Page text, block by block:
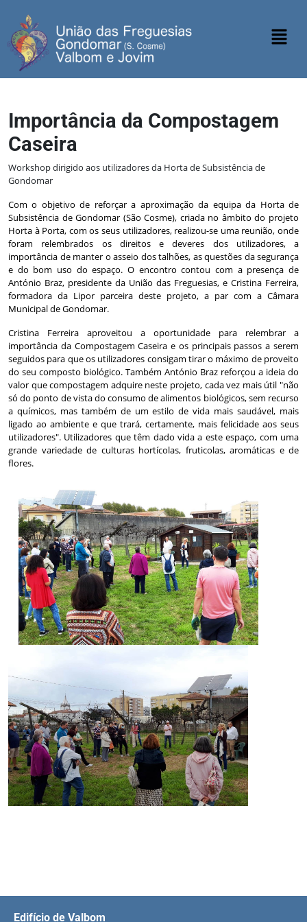
Importância da Compostagem
Caseira
Workshop dirigido aos utilizadores da Horta de Subsistência de
Gondomar
Com o objetivo de reforçar a aproximação da equipa da Horta de
Subsistência de Gondomar (São Cosme), criada no âmbito do projeto
Horta à Porta, com os seus utilizadores, realizou-se uma reunião, onde
foram relembrados os direitos e deveres dos utilizadores, a
importância de manter o asseio dos talhões, as questões da segurança
e do bom uso do espaço. O encontro contou com a presença de
António Braz, presidente da União das Freguesias, e Cristina Ferreira,
formadora da Lipor parceira deste projeto, a par com a Câmara
Municipal de Gondomar.
Cristina Ferreira aproveitou a oportunidade para relembrar a
importância da Compostagem Caseira e os principais passos a serem
seguidos para que os utilizadores consigam tirar o máximo de proveito
do seu composto biológico. Também António Braz reforçou a ideia do
valor que compostagem adquire neste projeto, cada vez mais útil "não
só do ponto de vista do consumo de alimentos biológicos, sem recurso
a químicos, mas também de um estilo de vida mais saudável, mais
ligado ao ambiente e que trará, certamente, mais felicidade aos seus
utilizadores". Utilizadores que têm dado vida a este espaço, com uma
grande variedade de culturas hortícolas, fruticolas, aromáticas e de
flores.
Edifício de Valbom